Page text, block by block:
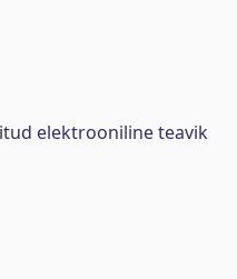
elektrooniline teavik